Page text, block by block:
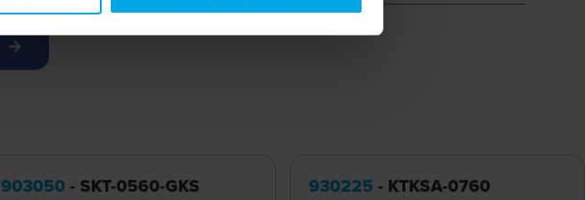
903050 - SKT-0560-GKS 930225 - KTKSA-0760